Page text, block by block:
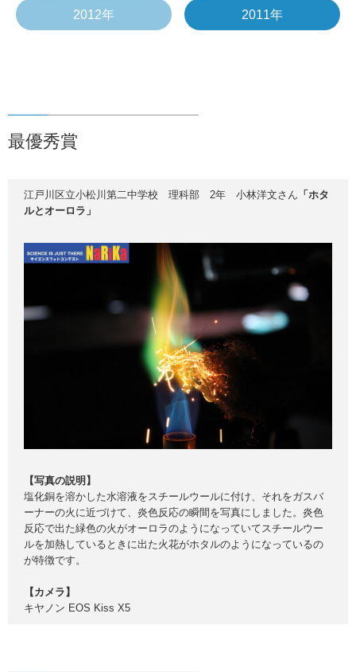
2012年 2011年
最優秀賞
江戸川区立小松川第二中学校 理科部 2年 小林洋文さん 「ホタ
ルとオーロラ」
【写真の説明】
塩化銅を溶かした水溶液をスチールウールに付け、それをガスバ
ーナーの火に近づけて、炎色反応の瞬間を写真にしました。炎色
反応で出た緑色の火がオーロラのようになっていてスチールウー
ルを加熱しているときに出た火花がホタルのようになっているの
が特徴です。
【カメラ】
キヤノン EOS Kiss X5